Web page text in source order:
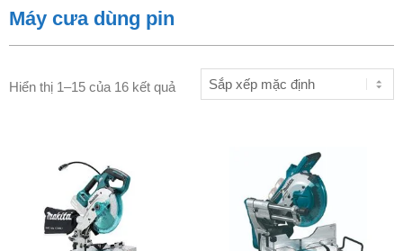
Máy cưa dùng pin
Hiển thị 1–15 của 16 kết quả